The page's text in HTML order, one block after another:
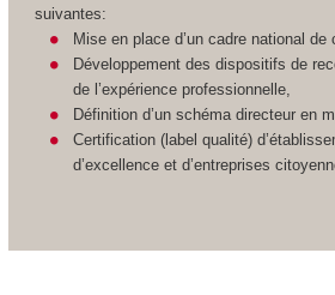
suivantes:
Mise en place d’un cadre national de
Développement des dispositifs de
de l’expérience professionnelle,
Définition d’un schéma directeur en
Certification (label qualité)
d’excellence et d’entreprises